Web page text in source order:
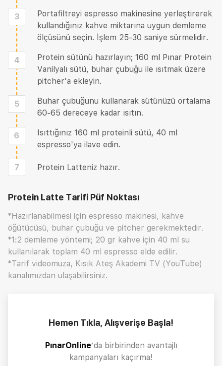
3
Portafiltreyi espresso makinesine yerleştirerek
kullandığınız kahve miktarına uygun demleme
ölçüsünü seçin. İşlem 25-30 saniye sürmelidir.
4
Protein sütünü hazırlayın; 160 ml Pınar Protein
Vanilyalı sütü, buhar çubuğu ile ısıtmak üzere
pitcher'a ekleyin.
5
Buhar çubuğunu kullanarak sütünüzü ortalama
60-65 dereceye kadar ısıtın.
6
Isıttığınız 160 ml proteinli sütü, 40 ml
espresso'ya ilave edin.
7 Protein Latteniz hazır.
Protein Latte Tarifi Püf Noktası
*Hazırlanabilmesi için espresso makinesi, kahve
öğütücüsü, buhar çubuğu ve pitcher gerekmektedir.
*1:2 demleme yöntemi; 20 gr kahve için 40 ml su
kullanılarak toplam 40 ml espresso elde edilir.
*Tarif videomuza, Kısık Ateş Akademi TV (YouTube)
kanalımızdan ulaşabilirsiniz.
Hemen Tıkla, Alışverişe Başla!
PınarOnline’da birbirinden avantajlı
kampanyaları kaçırma!